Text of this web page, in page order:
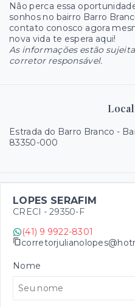
Não perca essa
sonhos no bairro Barro
contato conosco agora
nova vida te espera aqui!
As informações estão
corretor responsável.
Estrada do Barro Branco -
83350-000
LOPES SERAFIM
CRECI - 29350-F
(41) 9 9922-8301
Nome